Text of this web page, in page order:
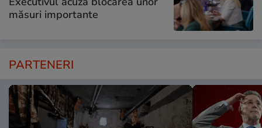
măsuri importante
PARTENERI